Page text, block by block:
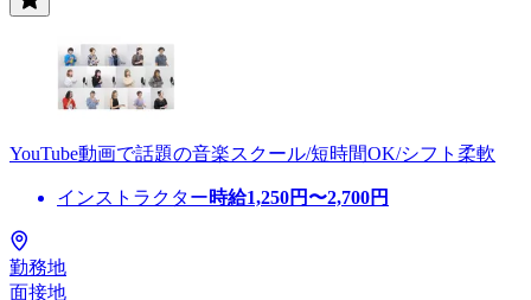
YouTube動画で話題の音楽スクール/短時間OK/シフト柔軟
インストラクター時給1,250円〜2,700円
勤務地
面接地